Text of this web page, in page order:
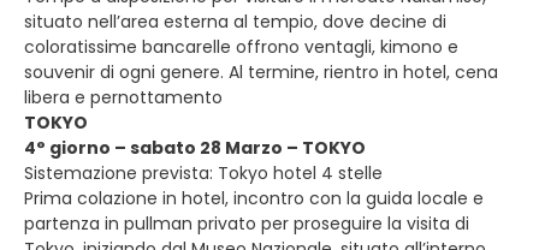
situato nell’area esterna al tempio, dove decine di
coloratissime bancarelle offrono ventagli, kimono e
souvenir di ogni genere. Al termine, rientro in hotel, cena
libera e pernottamento
TOKYO
4° giorno – sabato 28 Marzo – TOKYO
Sistemazione prevista: Tokyo hotel 4 stelle
Prima colazione in hotel, incontro con la guida locale e
partenza in pullman privato per proseguire la visita di